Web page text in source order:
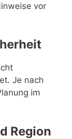
vor
Je nach
im
Region